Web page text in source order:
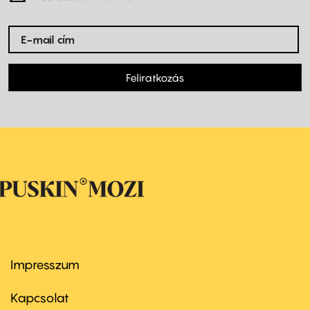
Feliratkozás
Footer
first
Impresszum
Kapcsolat